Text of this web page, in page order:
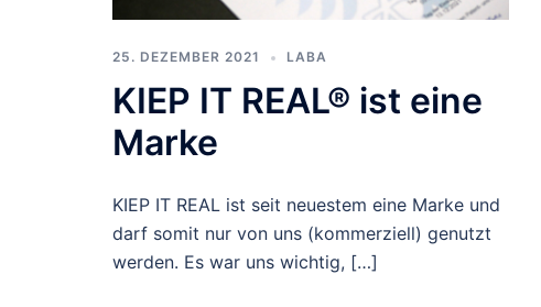
25. DEZEMBER 2021 LABA
KIEP IT REAL® ist eine
Marke
KIEP IT REAL ist seit neuestem eine Marke und
darf somit nur von uns (kommerziell) genutzt
werden. Es war uns wichtig, […]